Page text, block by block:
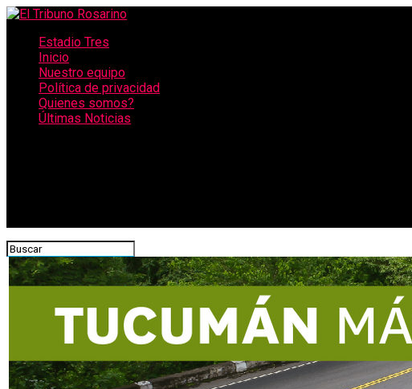
Estadio Tres
Inicio
Nuestro equipo
Política de privacidad
Quienes somos?
Últimas Noticias